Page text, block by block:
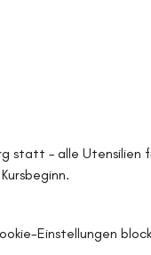
statt – alle
Einstellungen